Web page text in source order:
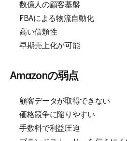
数億人の顧客基盤
FBAによる物流自動化
高い信頼性
早期売上化が可能
Amazonの弱点
顧客データが取得できない
価格競争に陥りやすい
手数料で利益圧迫